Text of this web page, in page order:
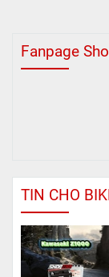
Fanpage
TIN CHO